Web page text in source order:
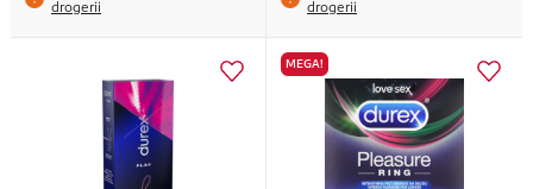
drogerii
drogerii
MEGA!